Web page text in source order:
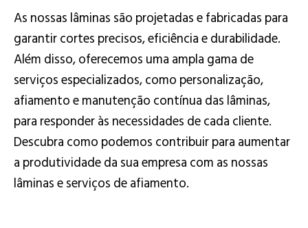
As nossas lâminas são projetadas e fabricadas para
garantir cortes precisos, eficiência e durabilidade.
Além disso, oferecemos uma ampla gama de
serviços especializados, como personalização,
afiamentoe manutenção contínua das lâminas,
para responder às necessidades de cada cliente.
Descubra como podemos contribuir para aumentar
a produtividade da sua empresa com as nossas
lâminas e serviços de afiamento.